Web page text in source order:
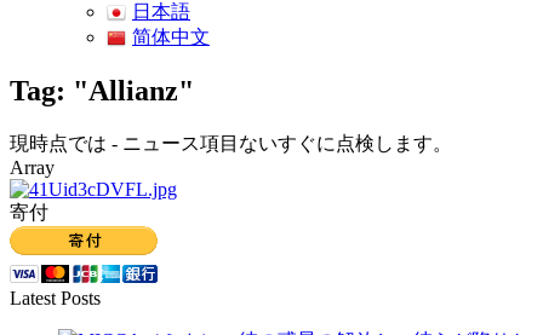
日本語
简体中文
Tag: "Allianz"
現時点では - ニュース項目ないすぐに点検します。
Array
寄付
Latest Posts